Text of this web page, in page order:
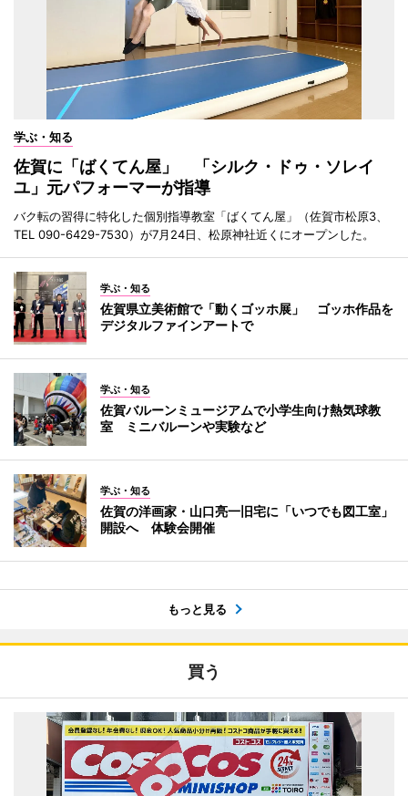
学ぶ・知る
佐賀に「ばくてん屋」 「シルク・ドゥ・ソレイ
ユ」元パフォーマーが指導
バク転の習得に特化した個別指導教室「ばくてん屋」（佐賀市松原3、
TEL 090-6429-7530）が7月24日、松原神社近くにオープンした。
学ぶ・知る
佐賀県立美術館で「動くゴッホ展」 ゴッホ作品を
デジタルファインアートで
学ぶ・知る
佐賀バルーンミュージアムで小学生向け熱気球教
室 ミニバルーンや実験など
学ぶ・知る
佐賀の洋画家・山口亮一旧宅に「いつでも図工室」
開設へ 体験会開催
もっと見る
買う